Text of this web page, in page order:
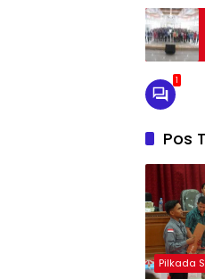
1
Pos
Pilkada